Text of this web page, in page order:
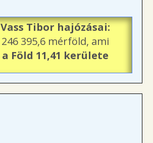
Vass Tibor hajózásai:
246 395,6 mérföld, ami
a Föld 11,41 kerülete